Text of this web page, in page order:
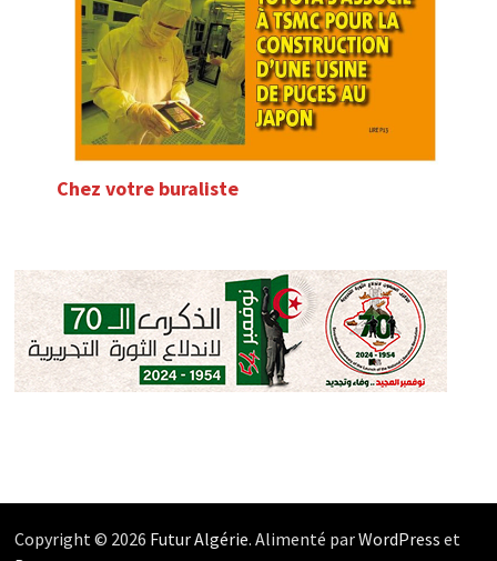
Chez votre buraliste
Copyright © 2026 Futur Algérie. Alimenté parWordPress et